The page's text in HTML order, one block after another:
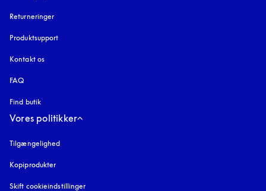
Returneringer
Produktsupport
Kontakt os
FAQ
Find butik
Vores politikker
Tilgængelighed
Kopiprodukter
Skift cookieindstillinger